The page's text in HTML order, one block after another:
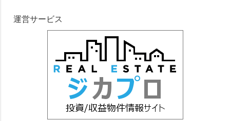
運営サービス